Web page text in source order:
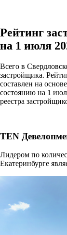
Рейтинг
на 1 июля
Всего в
застройщика.
составлен на
состоянию на 1
реестра
TEN
Лидером по
Екатеринбурге